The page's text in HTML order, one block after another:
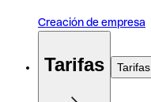
Creación de empresa
Tarifas Tarifas